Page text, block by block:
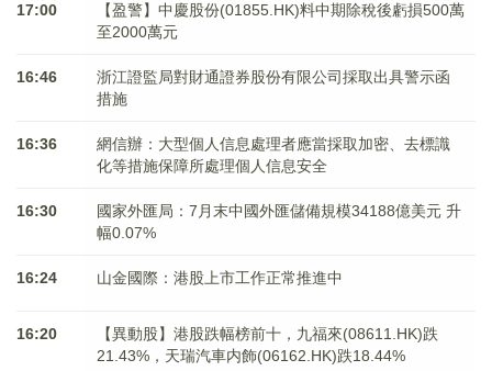
17:00
【盈警】中慶股份(01855.HK)料中期除稅後虧損500萬
至2000萬元
16:46
浙江證監局對財通證券股份有限公司採取出具警示函
措施
16:36
網信辦：大型個人信息處理者應當採取加密、去標識
化等措施保障所處理個人信息安全
16:30
國家外匯局：7月末中國外匯儲備規模34188億美元 升
幅0.07%
16:24 山金國際：港股上市工作正常推進中
16:20
【異動股】港股跌幅榜前十，九福來(08611.HK)跌
21.43%，天瑞汽車内飾(06162.HK)跌18.44%